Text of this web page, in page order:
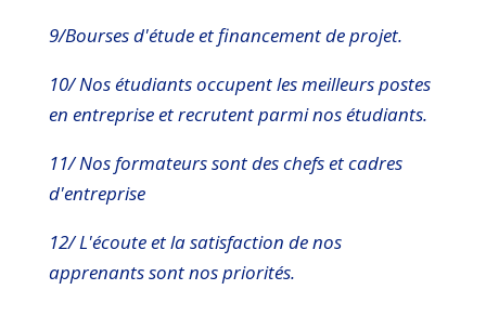
9/Bourses d'étude et financement de projet.
10/ Nos étudiants occupent les meilleurs postes
en entreprise et recrutent parmi nos étudiants.
11/ Nos formateurs sont des chefs et cadres
d'entreprise
12/ L'écoute et la satisfaction de nos
apprenants sont nos priorités.